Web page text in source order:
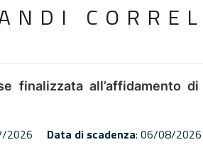
finalizzata all’affidamento
2026
Data di scadenza: 06/08/2026